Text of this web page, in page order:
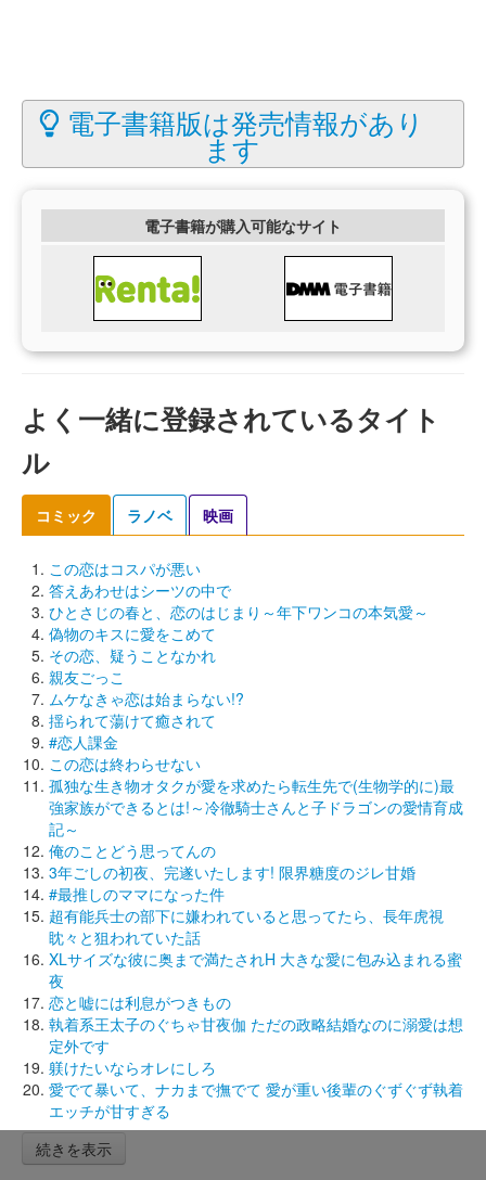
電子書籍版は発売情報があり
ます
電子書籍が購入可能なサイト
よく一緒に登録されているタイト
ル
コミック ラノベ 映画
この恋はコスパが悪い
答えあわせはシーツの中で
ひとさじの春と、恋のはじまり～年下ワンコの本気愛～
偽物のキスに愛をこめて
その恋、疑うことなかれ
親友ごっこ
ムケなきゃ恋は始まらない!?
揺られて蕩けて癒されて
#恋人課金
この恋は終わらせない
孤独な生き物オタクが愛を求めたら転生先で(生物学的に)最
強家族ができるとは!～冷徹騎士さんと子ドラゴンの愛情育成
記～
俺のことどう思ってんの
3年ごしの初夜、完遂いたします! 限界糖度のジレ甘婚
#最推しのママになった件
超有能兵士の部下に嫌われていると思ってたら、長年虎視
眈々と狙われていた話
XLサイズな彼に奥まで満たされH 大きな愛に包み込まれる蜜
夜
恋と嘘には利息がつきもの
執着系王太子のぐちゃ甘夜伽 ただの政略結婚なのに溺愛は想
定外です
躾けたいならオレにしろ
愛でて暴いて、ナカまで撫でて 愛が重い後輩のぐずぐず執着
エッチが甘すぎる
続きを表示